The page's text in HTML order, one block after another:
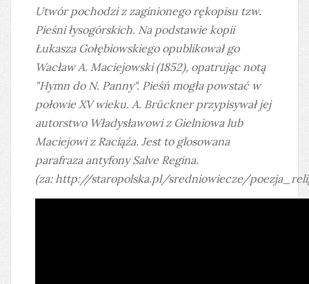
Utwór pochodzi z zaginionego rękopisu tzw.
Pieśni łysogórskich. Na podstawie kopii
Łukasza Gołębiowskiego opublikował go
Wacław A. Maciejowski (1852), opatrując notą
"Hymn do N. Panny". Pieśń mogła powstać w
połowie XV wieku. A. Brückner przypisywał jej
autorstwo Władysławowi z Gielniowa lub
Maciejowi z Raciąża. Jest to glosowana
parafraza antyfony Salve Regina.
(za:http://staropolska.pl/sredniowiecze/